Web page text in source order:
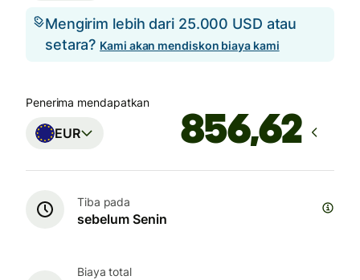
Mengirim lebih dari 25.000 USD atau
setara? Kami akan mendiskon biaya kami
Penerima mendapatkan
EUR
Tiba pada
sebelum Senin
Biaya total